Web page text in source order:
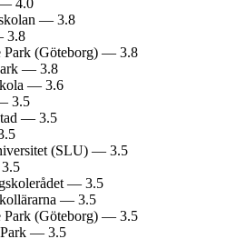
— 4.0
— 3.8
3.8
Park (Göteborg) — 3.8
— 3.8
— 3.6
3.5
— 3.5
(SLU) — 3.5
— 3.5
— 3.5
Park (Göteborg) — 3.5
Park — 3.5